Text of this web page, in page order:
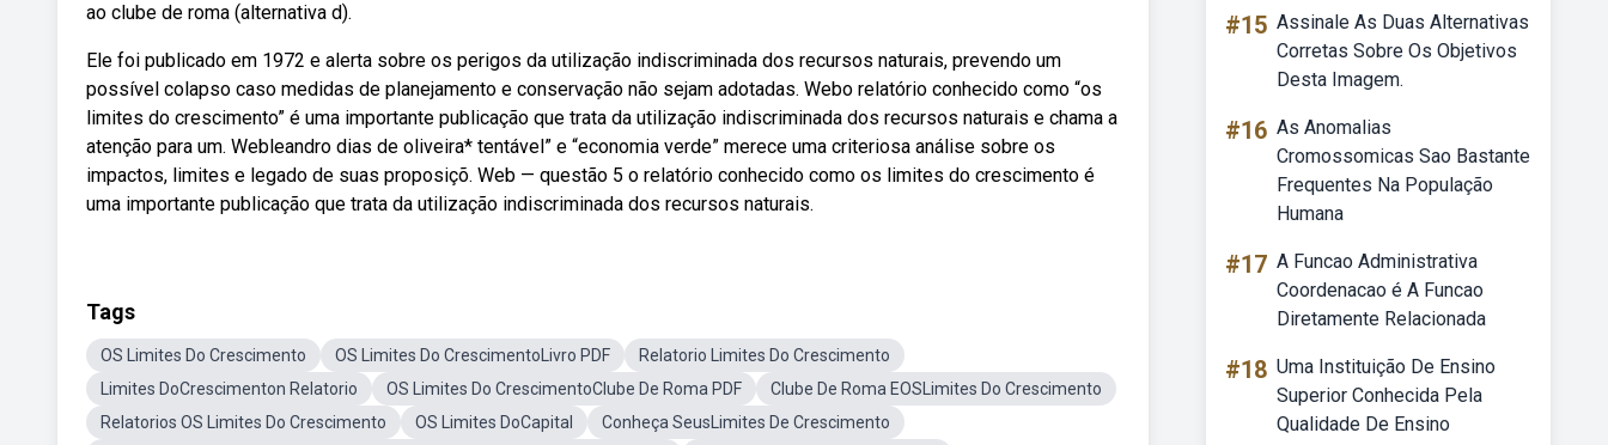
ao clube de roma (alternativa d).
Ele foi publicado em 1972 e alerta sobre os perigos da utilização indiscriminada dos recursos naturais, prevendo um
possível colapso caso medidas de planejamento e conservação não sejam adotadas. Webo relatório conhecido como “os
limites do crescimento” é uma importante publicação que trata da utilização indiscriminada dos recursos naturais e chama a
atenção para um. Webleandro dias de oliveira* tentável” e “economia verde” merece uma criteriosa análise sobre os
impactos, limites e legado de suas proposiçõ. Web — questão 5 o relatório conhecido como os limites do crescimento é
uma importante publicação que trata da utilização indiscriminada dos recursos naturais.
Tags
OS Limites Do Crescimento OS Limites Do CrescimentoLivro PDF
Relatorio Limites Do Crescimento
Limites DoCrescimenton Relatorio
OS Limites Do CrescimentoClube De Roma PDF
Clube De Roma EOSLimites Do Crescimento
Relatorios OS Limites Do Crescimento
OS Limites DoCapital
Conheça SeusLimites De Crescimento
#15 Assinale As Duas Alternativas
Corretas Sobre Os Objetivos
Desta Imagem.
#16 As Anomalias
Cromossomicas Sao Bastante
Frequentes Na População
Humana
#17 A Funcao Administrativa
Coordenacao é A Funcao
Diretamente Relacionada
#18 Uma Instituição De Ensino
Superior Conhecida Pela
Qualidade De Ensino